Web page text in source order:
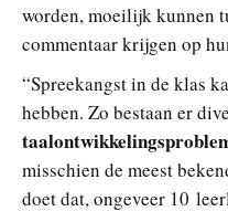
worden, moeilijk kunnen
commentaar krijgen op
“Spreekangst in de klas
hebben. Zo bestaan er
misschien de meest
doet dat, ongeveer 10